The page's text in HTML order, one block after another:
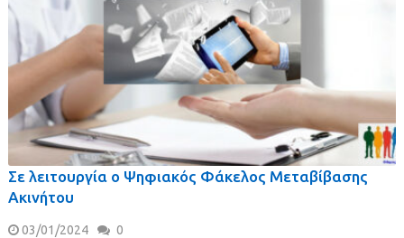
Σε λειτουργία ο Ψηφιακός Φάκελος Μεταβίβασης
Ακινήτου
03/01/2024 0